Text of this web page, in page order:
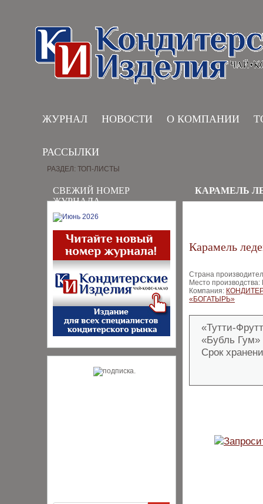
ЖУРНАЛ НОВОСТИ О КОМПАНИИ
РАССЫЛКИ
СВЕЖИЙ НОМЕР
ЖУРНАЛА
РАЗДЕЛ: ТОП-ЛИСТЫ
КАРАМЕЛЬ
Карамель
Страна
Место
Компания:
«БОГАТЫРЬ»
«Тутти-
«Бубль Гум»
Срок